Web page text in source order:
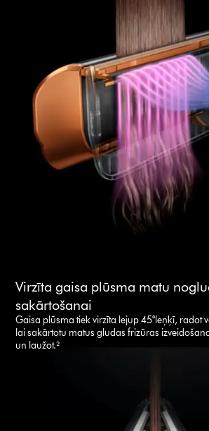
Virzīta gaisa plūsma matu
sakārtošanai
Gaisa plūsma tiek virzīta lejup 45°leņķī, radot
lai sakārtotu matus gludas frizūras
un laužot.²